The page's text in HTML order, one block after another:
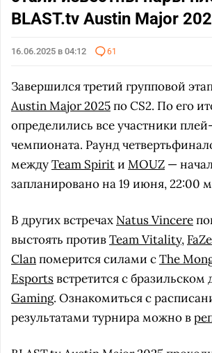
BLAST.tv Austin Major
16.06.2025 в 04:12 61
Завершился третий групповой
Austin Major 2025по CS2. По его
определились все участники
чемпионата. Раунд
междуTeam Spiritи MOUZ —
запланировано на 19 июня, 22:00
В других встречах Natus Vincere
выстоять противTeam Vitality, FaZe
Clanпомерится силами сThe
Esportsвстретится с бразильском
Gaming. Ознакомиться с
результатами турнира можно в